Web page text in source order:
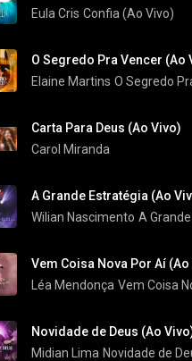
Eula Cris Confia (Ao Vivo)
O Segredo Pra Vencer (Ao
Elaine Martins O Segredo
Carta Para Deus (Ao Vivo)
Carol Miranda
A Grande Estratégia (Ao
Wilian Nascimento A
Vem Coisa Nova Por Aí (Ao
Léa Mendonça Vem Coisa
Novidade de Deus (Ao
Midian Lima Novidade de